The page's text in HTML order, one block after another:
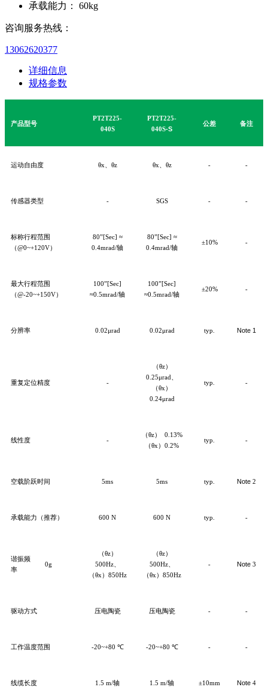
承载能力：
60kg
咨询服务热线：
13062620377
详细信息
规格参数
产品型号
PT2T225-
040S
PT2T225-
040S-S
公差 备注
运动自由度 θx、θz θx、θz - -
传感器类型 - SGS - -
标称行程范围
（@0~+120V）
80”[Sec] ≈
0.4mrad/轴
80”[Sec] ≈
0.4mrad/轴
±1 0% -
最大行程范围
（@-20~+150V）
100”[Sec]
≈0.5mrad/轴
100”[Sec]
≈0.5mrad/轴
±20% -
分辨率 0. 02μrad 0. 02μrad typ. Note 1
重复定位精度 -
（θz）
0.25μrad、
（θx）
0.24μrad
typ. -
线性度 -
（θz） 0. 13%
（θx） 0. 2%
typ. -
空载阶跃时间 5ms 5ms typ. Note 2
承载能力（推荐） 600 N 600 N typ. -
谐振频
率
0g
（θz）
500Hz、
（θx）850Hz
（θz）
500Hz、
（θx）850Hz
- Note 3
驱动方式 压电陶瓷 压电陶瓷 - -
工作温度范围 -20~+80 ℃ -20~+80 ℃ - -
线缆长度 1.5 m/轴 1.5 m/轴 ±10mm Note 4